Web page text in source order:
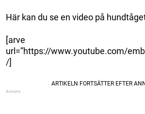
Här kan du se en video på
[arve
url=”https://www.youtube.com/
/]